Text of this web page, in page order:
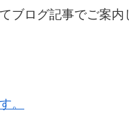
ブログ記事でご案内
。